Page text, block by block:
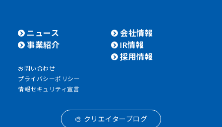
ニュース
事業紹介
会社情報
IR情報
採用情報
お問い合わせ
プライバシーポリシー
情報セキュリティ宣言
🎨 クリエイターブログ